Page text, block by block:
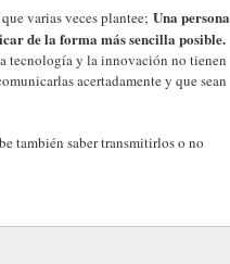
varias veces plantee; Una persona
de la forma más sencilla posible.
tecnología y la innovación no tienen
acertadamente y que sean
también saber transmitirlos o no